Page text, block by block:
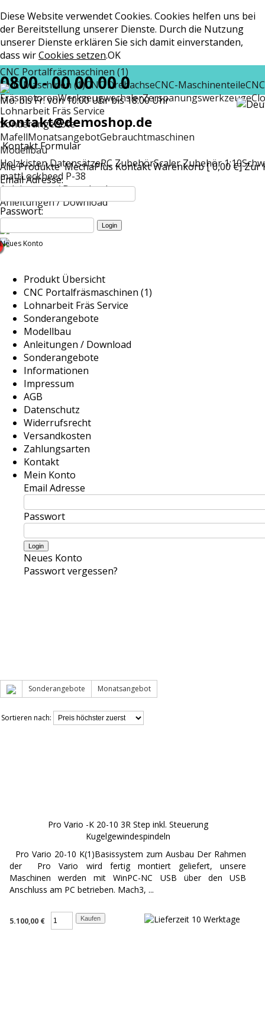
Diese Website verwendet Cookies. Cookies helfen uns bei
der Bereitstellung unserer Dienste. Durch die Nutzung
unserer Dienste erklären Sie sich damit einverstanden,
dass wirCookies setzen.OK
CNC Portalfräsmaschinen (1)
CNC-Maschinen (1)CNC DrehachseCNC-Maschinenteile
FräsmotorenWerkzeugwechslerZerspanungswerkzeuge
Lohnarbeit Fräs Service
Sonderangebote
MafellMonatsangebotGebrauchtmaschinen
Modellbau
Holzkisten DatensätzeRC ZubehörScaler Zubehör 1:10
mattLockheed P-38
Anleitungen / Download
Anleitungen / Download
0800 - 00 00 00 0
Mo. bis Fr. von 10:00 Uhr bis 18:00 Uhr
kontakt@demoshop.de
Kontakt Formular
Alle Produkte MechaPlus KontaktWarenkorb [ 0,00 €]Zur
Email Adresse:
Passwort:
Neues Konto
Produkt Übersicht
CNC Portalfräsmaschinen (1)
Lohnarbeit Fräs Service
Sonderangebote
Modellbau
Anleitungen / Download
Sonderangebote
Informationen
Impressum
AGB
Datenschutz
Widerrufsrecht
Versandkosten
Zahlungsarten
Kontakt
Mein Konto
Email Adresse
Passwort
Neues Konto
Passwort vergessen?
Sonderangebote Monatsangebot
Sortieren nach:
Pro Vario -K 20-10 3R Step inkl. Steuerung
Kugelgewindespindeln
Pro Vario 20-10 K(1)Basissystem zum Ausbau Der Rahmen
der Pro Vario wird fertig montiert geliefert, unsere
Maschinen werden mit WinPC-NC USB über den USB
Anschluss am PC betrieben. Mach3, ...
5.100,00 €